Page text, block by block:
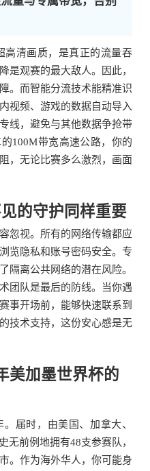
高清画质，是真正的流量吞
是观赛的最大敌人。因此，
。而智能分流技术能精准识
视频、游戏的数据自动导入
线，避免与其他数据争抢带
100M带宽高速公路，你的
，无论比赛多么激烈，画面
的守护同样重要
忽视。所有的网络传输都应
览隐私和账号密码安全。专
隔离公共网络的潜在风险。
团队是最后的防线。当你遇
事开场前，能够快速联系到
技术支持，这份安心感是无
美加墨世界杯的
届时，由美国、加拿大、
无前例地拥有48支参赛队，
。作为海外华人，你可能身